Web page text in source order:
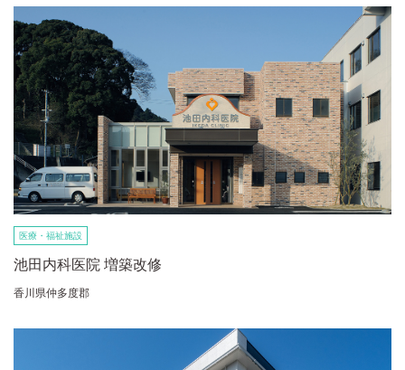
医療・福祉施設
池田内科医院 増築改修
香川県仲多度郡